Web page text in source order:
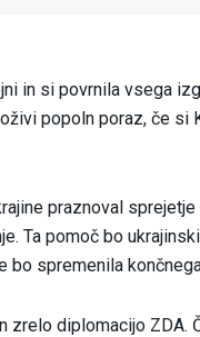
in si povrnila vsega
popoln poraz, če
praznoval
Ta pomoč bo
bo spremenila
diplomacijo ZDA.